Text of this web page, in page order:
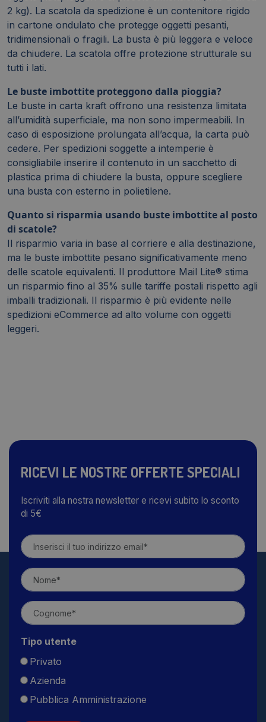
2 kg). La scatola da spedizione è un contenitore rigido
in cartone ondulato che protegge oggetti pesanti,
tridimensionali o fragili. La busta è più leggera e veloce
da chiudere. La scatola offre protezione strutturale su
tutti i lati.
Le buste imbottite proteggono dalla pioggia?
Le buste in carta kraft offrono una resistenza limitata
all’umidità superficiale, ma non sono impermeabili. In
caso di esposizione prolungata all’acqua, la carta può
cedere. Per spedizioni soggette a intemperie è
consigliabile inserire il contenuto in un sacchetto di
plastica prima di chiudere la busta, oppure scegliere
una busta con esterno in polietilene.
Quanto si risparmia usando buste imbottite al posto
di scatole?
Il risparmio varia in base al corriere e alla destinazione,
ma le buste imbottite pesano significativamente meno
delle scatole equivalenti. Il produttore Mail Lite® stima
un risparmio fino al 35% sulle tariffe postali rispetto agli
imballi tradizionali. Il risparmio è più evidente nelle
spedizioni eCommerce ad alto volume con oggetti
leggeri.
RICEVI LE NOSTRE OFFERTE SPECIALI
Iscriviti alla nostra newsletter e ricevi subito lo sconto
di 5€
Tipo utente
Privato
Azienda
Pubblica Amministrazione